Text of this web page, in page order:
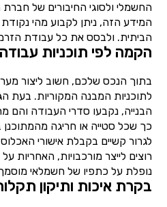
החשמלי ולסוגי החיבורים של
המידע הזה, ניתן לקבוע מהי
הביתית. ולבסס את כל עבודת
הקמה לפי תוכניות עבודה
בתוך הנכס שלכם, חשוב ליצור
לתוכניות המבנה המקוריות. בעת
הבנייה, נקבעו סדרי העבודה והם
כך שכל סטייה או חריגה
לגרור קשיים בקבלת אישורי
רוצים לייצר מורכבויות,
נופלת על כתפיו של חשמלאי
בקרת איכות ותיקון